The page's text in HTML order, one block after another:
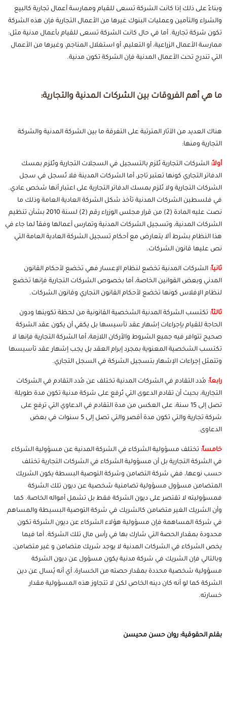
وبناءً على ذلك إذا كانت الشركة تسعى للقيام وممارسة أعمال تجارية كالبيع
والشراء والتأمين وعمليات البنوك غيرها من الأعمال التجارية فإن هذه الشركة
تكون شركة تجارية. أما في حال كانت الشركة تسعى للقيام بأعمال مدنية مثل:
ممارسة الأعمال الزراعية، أو التعليم، أو استغلال المناجم، وغيرها من الأعمال
التي تندرج تحت الأعمال المدنية فإن الشركة تكون مدنية.
ما هي أهم الفروقات بين الشركات المدنية والتجارية:
هناك العديد من الآثار المترتبة على التفرقة ما بين الشركة المدنية والشركة
التجارية ومنها:
أولاً: الشركات التجارية تُلزم بالتسجيل في السجلات التجارية وتُلزم بمسك
الدفاتر التجاري كونها تعتبر تاجر، أما الشركات المدينة فلا تُسجل في سجل
الشركات التجارية ولا تُلزم بمسك الدفاتر التجارية على اعتبار أنها شخص عادي.
في فلسطين الشركات المدنية تأخذ شكل الشركة العادية العامة وذلك ما
نصت عليه المادة (2) من قرار مجلس الوزراء رقم (2) لسنة 2010 بشأن تنظيم
الشركات المدنية، وتسجيل الشركات المدنية وتمارس أعمالها وفقاً لما جاء في
هذا النظام بشرط ألا يتعارض مع أحكام تسجيل الشركة العادية العامة التي
نص عليها قانون الشركات.
ثانياً: الشركات المدنية تخضع لنظام الإعسار فهي تخضع لأحكام القانون
المدني وبعض القوانين الخاصة، أما بخصوص الشركات التجارية فإنها تخضع
لنظام الإفلاس كونها تخضع لأحكام القانون التجاري وقانون الشركات.
ثالثاً: تكتسب الشركة المدنية الشخصية القانونية من لحظة تكوينها ودون
الحاجة للقيام بإجراءات إشهار عقد تأسيسها بل يكفي أن يكون عقد الشركة
صحيح تتوافر فيه جميع الشروط والأركان اللازمة، أما الشركة التجارية فإنها لا
تكتسب الشخصية المعنوية بمجرد إبرام العقد بل يجب إشهار عقد تأسيسها
وتتمثل إجراءات الإشهار بتسجيل الشركة في السجل التجاري.
رابعاً: مُدد التقادم في الشركات المدنية تختلف عن مُدد التقادم في الشركات
التجارية، بحيث أن تقادم الدعوى التي تُرفع على شركة مدنية تكون مدة طويلة
تصل إلى 15 سنة، على العكس من مدة التقادم في الدعاوي التي ترفع على
شركة تجارية والتي تكون مدة أقصر والتي تصل إلى 5 سنوات في بعض
الدعاوى.
خامساً: تختلف مسؤولية الشركاء في الشركة المدنية عن مسؤولية الشركاء
في الشركة التجارية بل أن مسؤولية الشركاء في الشركات التجارية تختلف
حسب نوعها، ففي شركة التضامن وشركة التوصية البسطة يكون الشريك
المتضامن مسؤول مسؤولية تضامنية شخصية عن ديون تلك الشركة
فمسؤوليته لا تقتصر على ديون الشركة فقط بل تشمل أمواله الخاصة. كما
وأن الشريك الغير متضامن كالشريك في شركة التوصية البسيطة والمساهم
في شركة المساهمة فإن مسؤولية هؤلاء الشركاء عن ديون الشركة تكون
محدودة بمقدار الحصة التي شارك بها في رأس مال تلك الشركة. أما فيما
يخص الشركاء في الشركات المدنية لا يوجد شريك متضامن و غير متضامن،
وبالتالي فإن الشريك في شركة مدنية يكون مسؤول عن ديون الشركة
مسؤولية شخصية محددة بمقدار حصته من الخسارة، أي أنه يُسال عن دين
الشركة كما لو أنه كان دينه الخاص لكن لا تتجاوز هذه المسؤولية مقدار
خسارته.
بقلم الحقوقية: روان حسن محيسن